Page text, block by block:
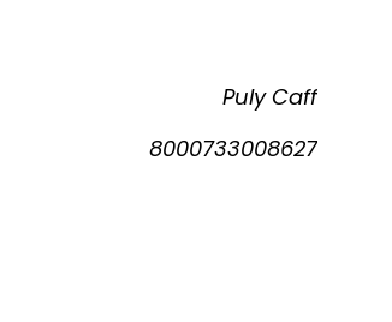
Puly Caff
8000733008627